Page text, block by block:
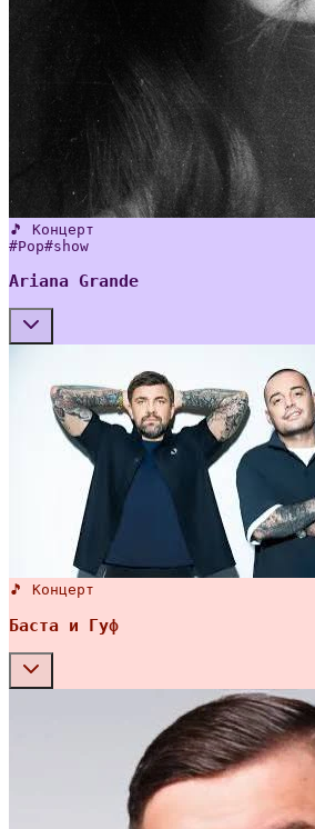
🎵 Концерт
#Pop#show
Ariana Grande
🎵 Концерт
Баста и Гуф